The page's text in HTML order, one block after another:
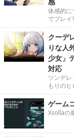
体感的に
でプレイ
クーデ
りな人
少女」
対応
ツンデ
もりのヒ
ゲーム
Xsollaの